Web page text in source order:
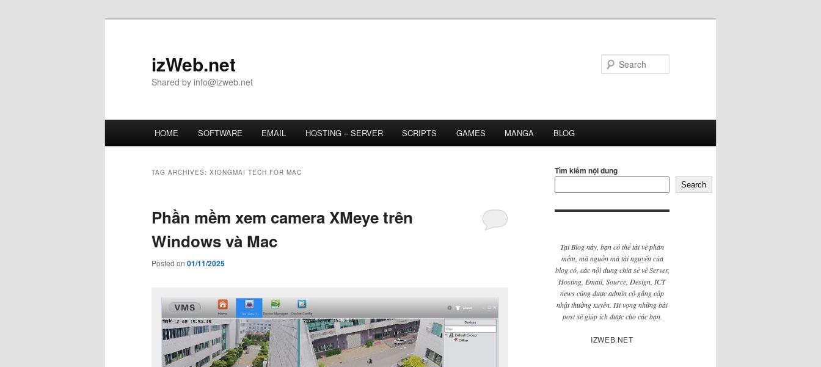
izWeb.net
Shared by info@izweb.net
HOME SOFTWARE EMAIL HOSTING – SERVER SCRIPTS GAMES MANGA BLOG
TAG ARCHIVES: XIONGMAI TECH FOR MAC
Phần mềm xem camera XMeye trên
Windows và Mac
Posted on 01/11/2025
Tìm kiếm nội dung
Search
Tại Blog này, bạn có thể tải về phần
mềm, mã nguồn mà tài nguyên của
blog có, các nội dung chia sẻ về Server,
Hosting, Email, Source, Design, ICT
news cũng được admin cố gắng cập
nhật thường xuyên. Hi vọng những bài
post sẽ giúp ích được cho các bạn.
IZWEB.NET